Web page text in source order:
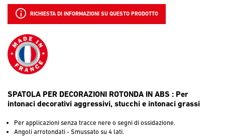
RICHIESTA DI INFORMAZIONI SU QUESTO PRODOTTO
SPATOLA PER DECORAZIONI ROTONDA IN ABS : Per
intonaci decorativi aggressivi, stucchi e intonaci grassi
Per applicazioni senza tracce nere o segni di ossidazione.
Angoli arrotondati - Smussato su 4 lati.